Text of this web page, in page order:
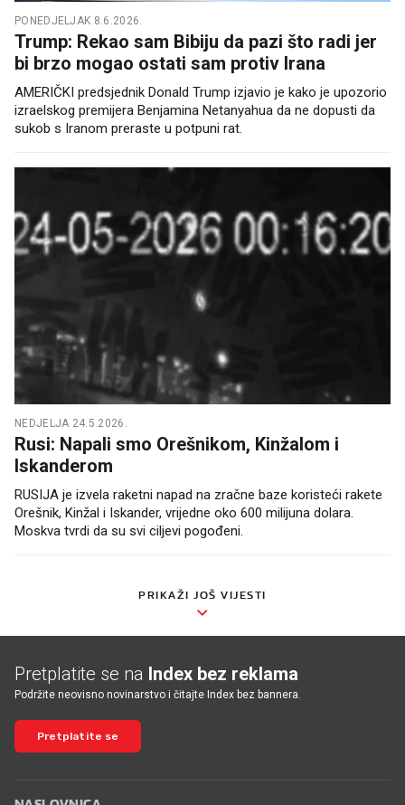
PONEDJELJAK 8.6.2026.
Trump: Rekao sam Bibiju da pazi što radi jer
bi brzo mogao ostati sam protiv Irana
AMERIČKI predsjednik Donald Trump izjavio je kako je upozorio
izraelskog premijera Benjamina Netanyahua da ne dopusti da
sukob s Iranom preraste u potpuni rat.
NEDJELJA 24.5.2026.
Rusi: Napali smo Orešnikom, Kinžalom i
Iskanderom
RUSIJA je izvela raketni napad na zračne baze koristeći rakete
Orešnik, Kinžal i Iskander, vrijedne oko 600 milijuna dolara.
Moskva tvrdi da su svi ciljevi pogođeni.
PRIKAŽI JOŠ VIJESTI
Pretplatite se na Index bez reklama
Podržite neovisno novinarstvo i čitajte Index bez bannera.
Pretplatite se